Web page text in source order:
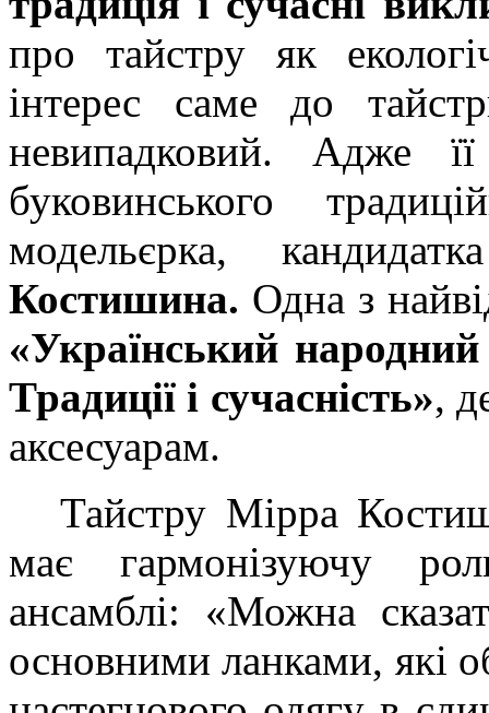
про тайстру як
інтерес саме до
невипадковий. Адже
буковинського
модельєрка,
Костишина. Одна з
«Український
Традиції і сучасність»,
аксесуарам.
Тайстру Мірра
має гармонізуючу
ансамблі: «Можна
основними ланками, які